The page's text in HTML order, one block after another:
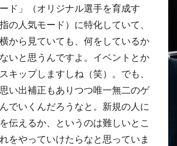
ド」（オリジナル選手を育成す
の人気モード）に特化していて、
から見ていても、何をしているか
いと思うんですよ。イベントとか
キップしますしね（笑）。でも、
い出補正もありつつ唯一無二のゲ
でいくんだろうなと。新規の人に
伝えるか、というのは難しいとこ
をやっていけたらなと思っていま